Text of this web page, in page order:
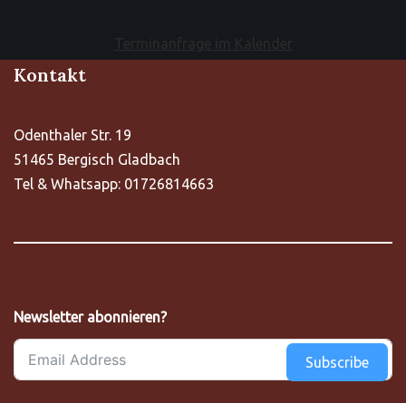
Terminanfrage im Kalender
Kontakt
Odenthaler Str. 19
51465 Bergisch Gladbach
Tel & Whatsapp: 01726814663
Newsletter abonnieren?
Subscribe